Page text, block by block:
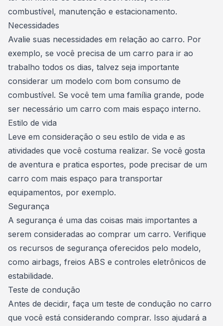
combustível, manutenção e estacionamento.
Necessidades
Avalie suas necessidades em relação ao carro. Por
exemplo, se você precisa de um carro para ir ao
trabalho todos os dias, talvez seja importante
considerar um modelo com bom consumo de
combustível. Se você tem uma família grande, pode
ser necessário um carro com mais espaço interno.
Estilo de vida
Leve em consideração o seu estilo de vida e as
atividades que você costuma realizar. Se você gosta
de aventura e pratica esportes, pode precisar de um
carro com mais espaço para transportar
equipamentos, por exemplo.
Segurança
A segurança é uma das coisas mais importantes a
serem consideradas ao comprar um carro. Verifique
os recursos de segurança oferecidos pelo modelo,
como airbags, freios ABS e controles eletrônicos de
estabilidade.
Teste de condução
Antes de decidir, faça um teste de condução no carro
que você está considerando comprar. Isso ajudará a